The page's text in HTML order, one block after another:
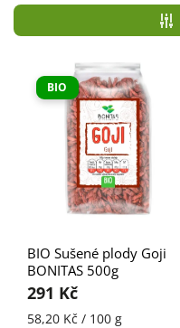
Nejlevnější
Nejdražší
Nejprodávanější
Abecedně
BIO
BIO Sušené plody Goji
BONITAS 500g
291 Kč
58,20 Kč / 100 g